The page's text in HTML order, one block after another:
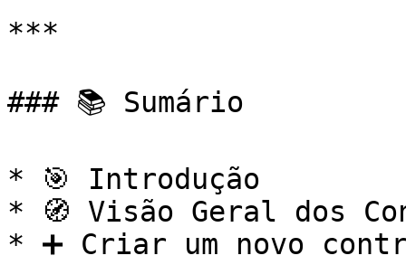
***
### 📚 Sumário
* 🎯 Introdução
* 🧭 Visão Geral dos
* ➕ Criar um novo